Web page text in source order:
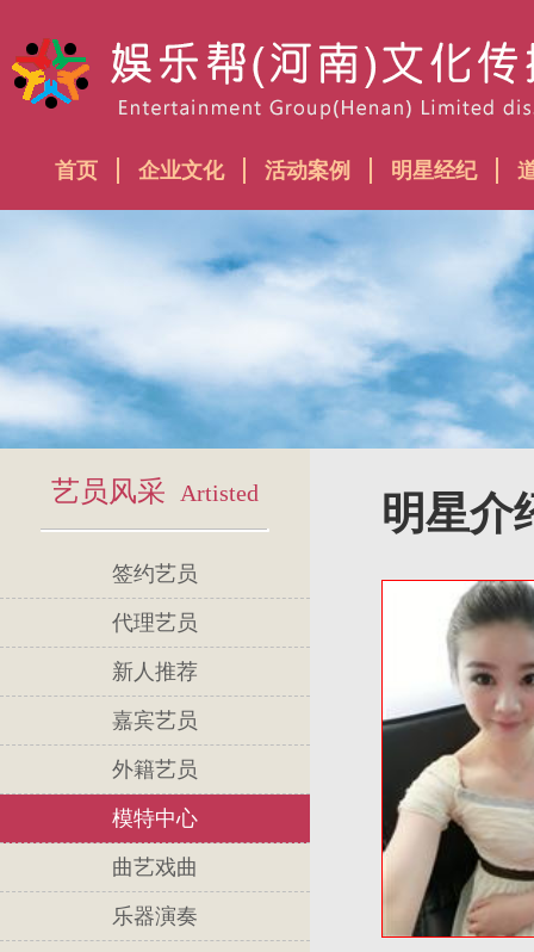
首页 企业文化 活动案例 明星经纪
艺员风采 Artisted
签约艺员
代理艺员
新人推荐
嘉宾艺员
外籍艺员
模特中心
曲艺戏曲
乐器演奏
明星介